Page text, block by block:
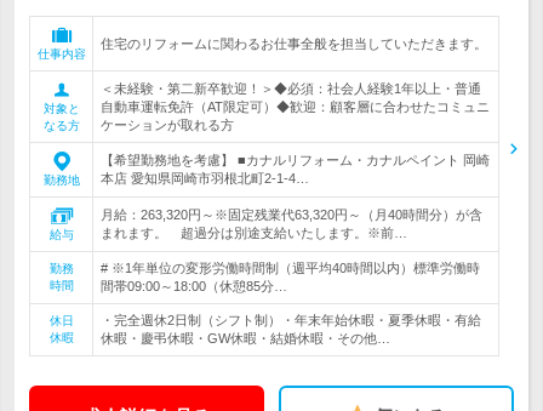
仕事内容
住宅のリフォームに関わるお仕事全般を担当していただきます。
対象と
なる方
＜未経験・第二新卒歓迎！＞◆必須：社会人経験1年以上・普通
自動車運転免許（AT限定可）◆歓迎：顧客層に合わせたコミュニ
ケーションが取れる方
勤務地
【希望勤務地を考慮】 ■カナルリフォーム・カナルペイント 岡崎
本店 愛知県岡崎市羽根北町2-1-4…
給与
月給：263,320円～※固定残業代63,320円～（月40時間分）が含
まれます。 超過分は別途支給いたします。※前…
勤務
時間
# ※1年単位の変形労働時間制（週平均40時間以内）標準労働時
間帯09:00～18:00（休憩85分…
休日
休暇
・完全週休2日制（シフト制）・年末年始休暇・夏季休暇・有給
休暇・慶弔休暇・GW休暇・結婚休暇・その他…